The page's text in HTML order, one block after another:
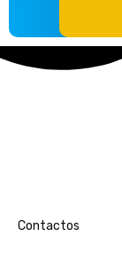
Contactos